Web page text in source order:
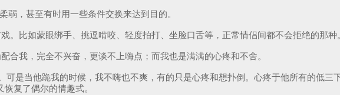
弱，甚至有时用一些条件交换来达到目的。
。比如蒙眼绑手、挑逗啃咬、轻度拍打、坐脸口舌等，正常情侣间都不会拒绝的那种
合我，完全不兴奋，更谈不上嗨点；而我也是满满的心疼和不舍。
可是当他跪我的时候，我不嗨也不爽，有的只是心疼和想扑倒。心疼于他所有的低
复了偶尔的情趣式。